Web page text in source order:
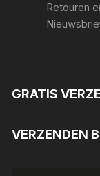
Retouren
GRATIS
VERZENDEN